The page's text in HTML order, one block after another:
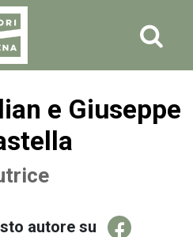
e Giuseppe
autore su